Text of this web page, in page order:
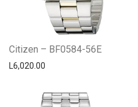
Citizen – BF0584-56E
L6,020.00